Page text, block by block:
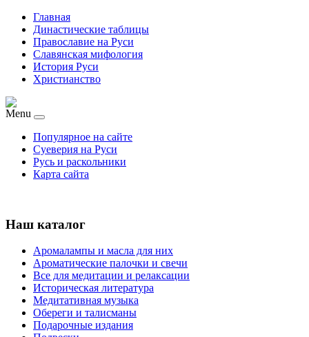
Главная
Династические таблицы
Православие на Руси
Славянская мифология
История Руси
Христианство
Menu
Популярное на сайте
Суеверия на Руси
Русь и раскольники
Карта сайта
Наш каталог
Аромалампы и масла для них
Ароматические палочки и свечи
Все для медитации и релаксации
Историческая литература
Медитативная музыка
Обереги и талисманы
Подарочные издания